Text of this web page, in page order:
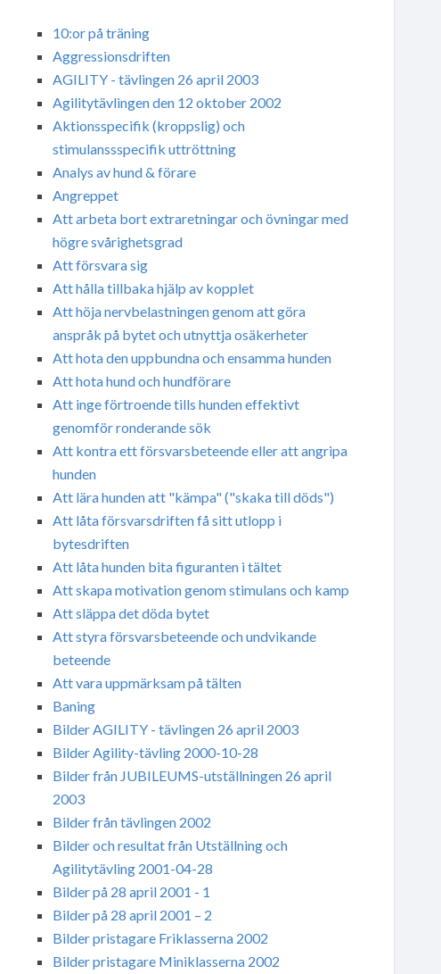
10:or på träning
Aggressionsdriften
AGILITY - tävlingen 26 april 2003
Agilitytävlingen den 12 oktober 2002
Aktionsspecifik (kroppslig) och
stimulanssspecifik uttröttning
Analys av hund & förare
Angreppet
Att arbeta bort extraretningar och övningar med
högre svårighetsgrad
Att försvara sig
Att hålla tillbaka hjälp av kopplet
Att höja nervbelastningen genom att göra
anspråk på bytet och utnyttja osäkerheter
Att hota den uppbundna och ensamma hunden
Att hota hund och hundförare
Att inge förtroende tills hunden effektivt
genomför ronderande sök
Att kontra ett försvarsbeteende eller att angripa
hunden
Att lära hunden att "kämpa" ("skaka till döds")
Att låta försvarsdriften få sitt utlopp i
bytesdriften
Att låta hunden bita figuranten i tältet
Att skapa motivation genom stimulans och kamp
Att släppa det döda bytet
Att styra försvarsbeteende och undvikande
beteende
Att vara uppmärksam på tälten
Baning
Bilder AGILITY - tävlingen 26 april 2003
Bilder Agility-tävling 2000-10-28
Bilder från JUBILEUMS-utställningen 26 april
2003
Bilder från tävlingen 2002
Bilder och resultat från Utställning och
Agilitytävling 2001-04-28
Bilder på 28 april 2001 - 1
Bilder på 28 april 2001 – 2
Bilder pristagare Friklasserna 2002
Bilder pristagare Miniklasserna 2002